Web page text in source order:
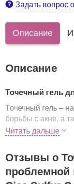
Задать вопрос
Описание
Описание
Точечный гель
Точечный гель –
борьбы с акне, а
пост-акне. Состав
Преимущества:
оказывает
успокаивает,
Читать дальше
Отзывы о
проблемной